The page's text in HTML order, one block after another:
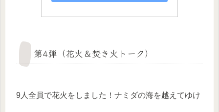
第4弾（花火＆焚き火トーク）
9人全員で花火をしました！ナミダの海を越えてゆけ